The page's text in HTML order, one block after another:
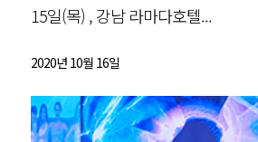
15일(목) , 강남 라마다호텔...
2020년 10월 16일